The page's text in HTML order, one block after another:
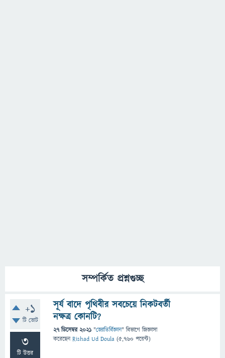
সম্পর্কিত প্রশ্নগুচ্ছ
+1
টি ভোট
3
টি উত্তর
সূর্য বাদে পৃথিবীর সবচেয়ে নিকটবর্তী
নক্ষত্র কোনটি?
27 ডিসেম্বর 2021 "জ্যোতির্বিজ্ঞান" বিভাগে জিজ্ঞাসা
করেছেনRishad Ud Doula (5,760 পয়েন্ট)